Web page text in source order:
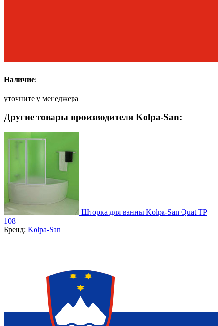
Наличие:
уточните у менеджера
Другие товары производителя Kolpa-San:
Шторка для ванны Kolpa-San Quat TP
108
Бренд: Kolpa-San